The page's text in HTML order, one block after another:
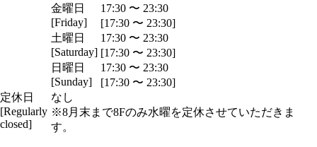
金曜日
[Friday]
17:30 〜 23:30
[17:30 〜 23:30]
土曜日
[Saturday]
17:30 〜 23:30
[17:30 〜 23:30]
日曜日
[Sunday]
17:30 〜 23:30
[17:30 〜 23:30]
定休日
[Regularly
closed]
なし
※8月末まで8Fのみ水曜を定休させていただきま
す。